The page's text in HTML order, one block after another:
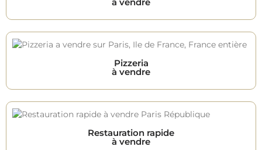
Pizzeria
à vendre
Restauration rapide
à vendre